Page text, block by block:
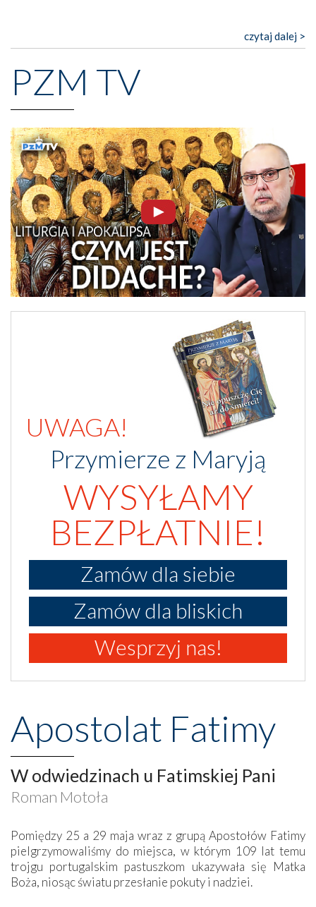
czytaj dalej >
PZM TV
UWAGA!
Przymierze z Maryją
WYSYŁAMY
BEZPŁATNIE!
Zamów dla siebie
Zamów dla bliskich
Wesprzyj nas!
Apostolat Fatimy
W odwiedzinach u Fatimskiej Pani
Roman Motoła
Pomiędzy 25 a 29 maja wraz z grupą Apostołów Fatimy
pielgrzymowaliśmy do miejsca, w którym 109 lat temu
trojgu portugalskim pastuszkom ukazywała się Matka
Boża, niosąc światu przesłanie pokuty i nadziei.